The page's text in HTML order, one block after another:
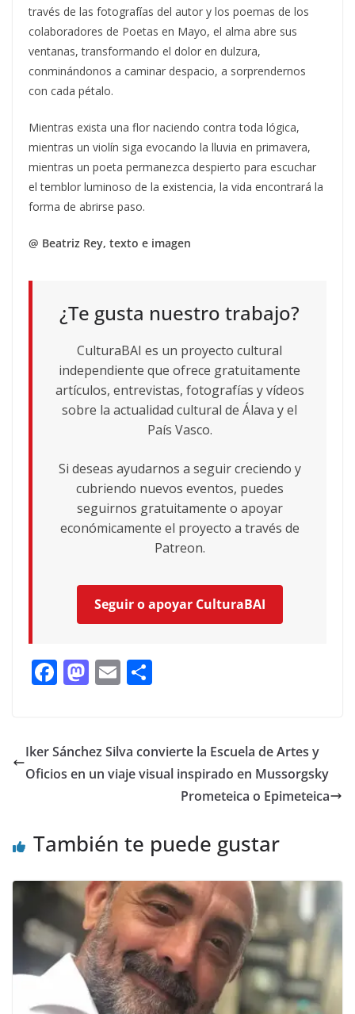
través de las fotografías del autor y los poemas de los
colaboradores de Poetas en Mayo, el alma abre sus
ventanas, transformando el dolor en dulzura,
conminándonos a caminar despacio, a sorprendernos
con cada pétalo.
Mientras exista una flor naciendo contra toda lógica,
mientras un violín siga evocando la lluvia en primavera,
mientras un poeta permanezca despierto para escuchar
el temblor luminoso de la existencia, la vida encontrará la
forma de abrirse paso.
@ Beatriz Rey, texto e imagen
¿Te gusta nuestro trabajo?
CulturaBAI es un proyecto cultural
independiente que ofrece gratuitamente
artículos, entrevistas, fotografías y vídeos
sobre la actualidad cultural de Álava y el
País Vasco.
Si deseas ayudarnos a seguir creciendo y
cubriendo nuevos eventos, puedes
seguirnos gratuitamente o apoyar
económicamente el proyecto a través de
Patreon.
Seguir o apoyar CulturaBAI
F
b
o
M
d
o
E
l p
ar
Iker Sánchez Silva convierte la Escuela de Artes y
Oficios en un viaje visual inspirado en Mussorgsky
Prometeica o Epimeteica
También te puede gustar